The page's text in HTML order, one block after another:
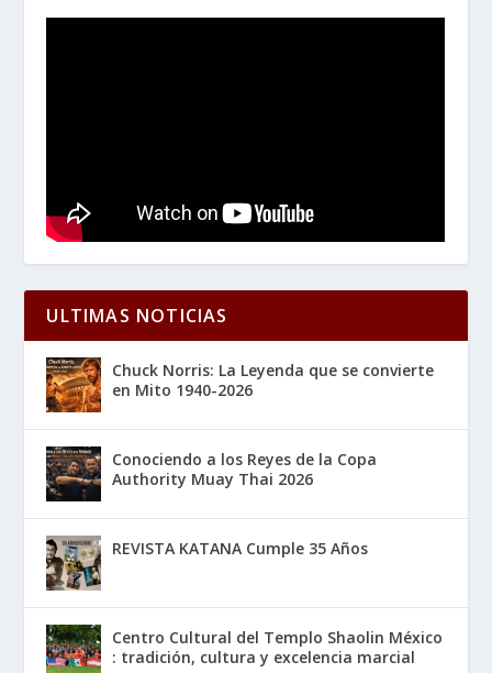
ULTIMAS NOTICIAS
Chuck Norris: La Leyenda que se convierte
en Mito 1940-2026
Conociendo a los Reyes de la Copa
Authority Muay Thai 2026
REVISTA KATANA Cumple 35 Años
Centro Cultural del Templo Shaolin México
: tradición, cultura y excelencia marcial